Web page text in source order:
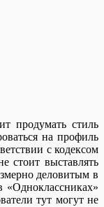
продумать стиль
на профиль
с кодексом
стоит выставлять
деловитым в
тут могут не